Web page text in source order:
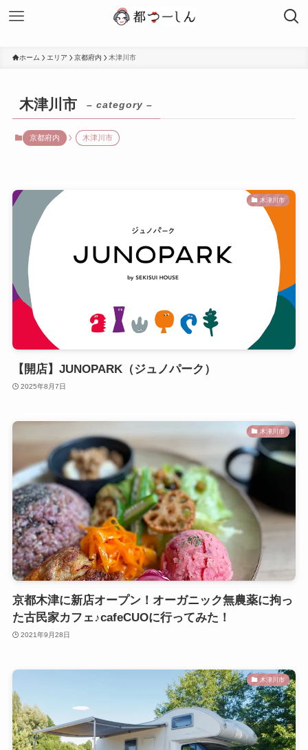
ホーム エリア 京都府内 木津川市
木津川市 – category –
京都府内 木津川市
木津川市
【開店】JUNOPARK（ジュノパーク）
2025年8月7日
木津川市
京都木津に新店オープン！オーガニック無農薬に拘っ
た古民家カフェ♪cafeCUOに行ってみた！
2021年9月28日
木津川市